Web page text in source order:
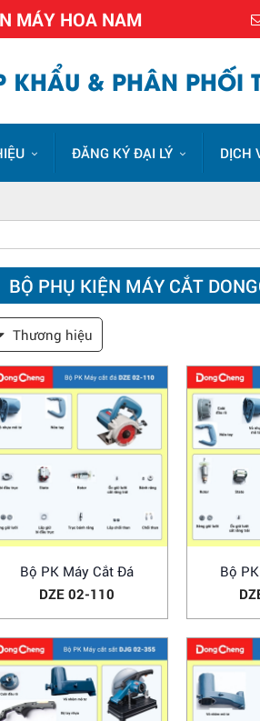
MÁY HOA NAM
KHẨU & PHÂN PHỐI
ĐĂNG KÝ ĐẠI LÝ DỊCH
BỘ PHỤ KIỆN MÁY CẮT
Thương hiệu
Bộ PK Máy Cắt Đá
DZE 02-110
Bộ